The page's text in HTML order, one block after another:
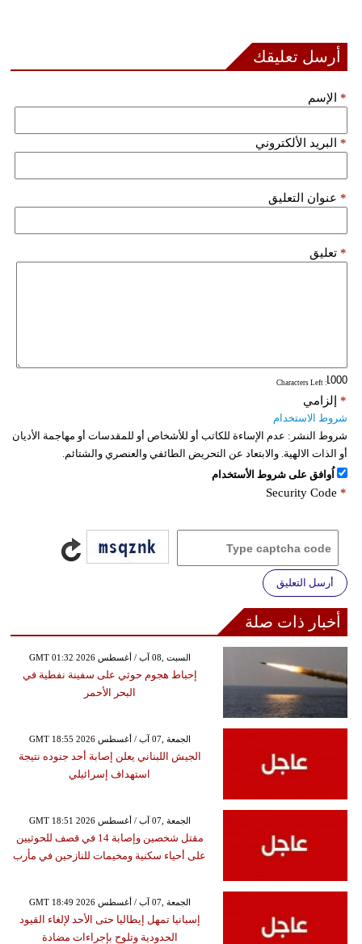
مدوَّنات
أبراج
سيارات
أرسل تعليقك
الإسم *
البريد الألكتروني *
عنوان التعليق *
تعليق *
: Characters Left
إلزامي *
شروط الاستخدام
شروط النشر: عدم الإساءة للكاتب أو للأشخاص أو للمقدسات أو مهاجمة الأديان
أو الذات الالهية. والابتعاد عن التحريض الطائفي والعنصري والشتائم.
اُوافق على شروط الأستخدام
Security Code *
أرسل التعليق
أخبار ذات صلة
GMT 01:32 2026 السبت ,08 آب / أغسطس
إحباط هجوم حوثي على سفينة نفطية في
البحر الأحمر
GMT 18:55 2026 الجمعة ,07 آب / أغسطس
الجيش اللبناني يعلن إصابة أحد جنوده نتيجة
استهداف إسرائيلي
GMT 18:51 2026 الجمعة ,07 آب / أغسطس
مقتل شخصين وإصابة 14 في قصف للحوثيين
على أحياء سكنية ومخيمات للنازحين في مأرب
GMT 18:49 2026 الجمعة ,07 آب / أغسطس
إسبانيا تمهل إيطاليا حتى الأحد لإلغاء القيود
الحدودية وتلوح بإجراءات مضادة